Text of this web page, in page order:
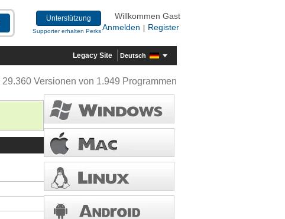
Unterstützung
Supporter erhalten Perks
Willkommen Gast
Anmelden
Register
Legacy Site Deutsch
29.360 Versionen von 1.949 Programmen